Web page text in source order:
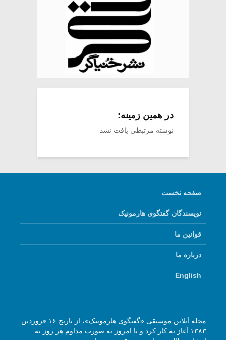
در همین زمینه:
نوشته مرتبطی یافت نشد
صفحه نخست
نویسندگان گفتگوی هارمونیک
قوانین ما
درباره ما
English
مجله آنلاین موسیقی «گفتگوی هارمونیک»، از تاریخ ۱۶ فروردین
۱۳۸۳ آغاز به کار کرد و تا امروز به صورت مداوم هر روز به